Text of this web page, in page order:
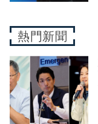
熱門新聞